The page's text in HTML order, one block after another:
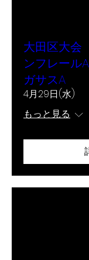
大田区大
ンフレー
ガサスA
4月29日(水)
もっと見る